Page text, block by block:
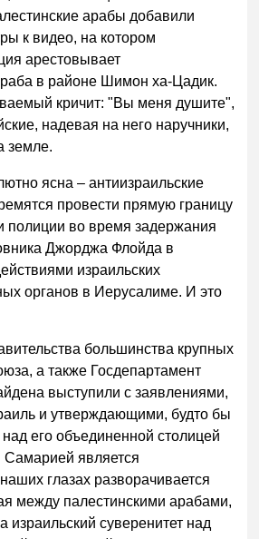
арабы добавили
к видео, на котором
арестовывает
в районе Шимон ха-Цадик.
кричит: "Вы меня душите",
надевая на него наручники,
земле.
ясна – антиизраильские
провести прямую границу
полиции во время задержания
Джорджа Флойда в
израильских
органов в Иерусалиме. И это
большинства крупных
а также Госдепартамент
выступили с заявлениями,
и утверждающими, будто бы
его объединенной столицей
Самарией является
глазах разворачивается
между палестинскими арабами,
суверенитет над